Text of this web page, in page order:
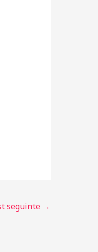
seguinte →